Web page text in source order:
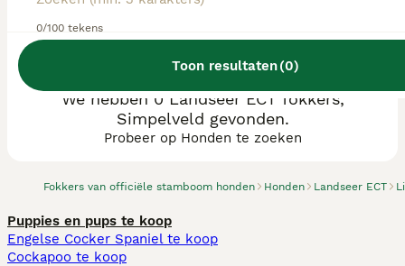
0/100 tekens
Toon resultaten(0)
Fokkers van officiële stamboom honden Honden Landseer ECT
We hebben 0 Landseer ECT fokkers,
Simpelveld gevonden.
Probeer op Honden te zoeken
Puppies en pups te koop
Engelse Cocker Spaniel te koop
Cockapoo te koop